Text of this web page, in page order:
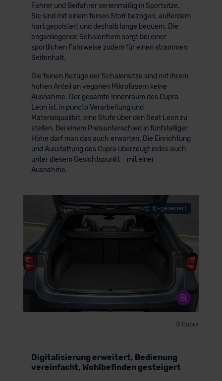
Fahrer und Beifahrer serienmäßig in Sportsitze.
Sie sind mit einem feinen Stoff bezogen; außerdem
hart gepolstert und deshalb lange bequem. Die
enganliegende Schalenform sorgt bei einer
sportlichen Fahrweise zudem für einen strammen
Seitenhalt.
Die feinen Bezüge der Schalensitze sind mit ihrem
hohen Anteil an veganen Mikrofasern keine
Ausnahme. Der gesamte Innenraum des Cupra
Leon ist, in puncto Verarbeitung und
Materialqualität, eine Stufe über den Seat Leon zu
stellen. Bei einem Preisunterschied in fünfstelliger
Höhe darf man das auch erwarten. Die Einrichtung
und Ausstattung des Cupra überzeugt indes auch
unter diesem Gesichtspunkt – mit einer
Ausnahme.
KI-generiert
© Cupra
Digitalisierung erweitert, Bedienung
vereinfacht, Wohlbefinden gesteigert